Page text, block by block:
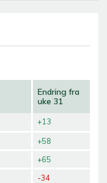
Endring fra
uke 31
+13
+58
+65
-34